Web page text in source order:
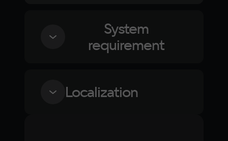
System
requirement
MinimumLocalization